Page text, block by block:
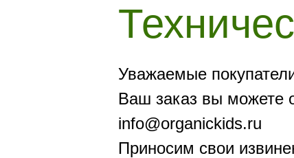
Уважаемые
Ваш заказ вы можете
info@organickids.ru
Приносим свои